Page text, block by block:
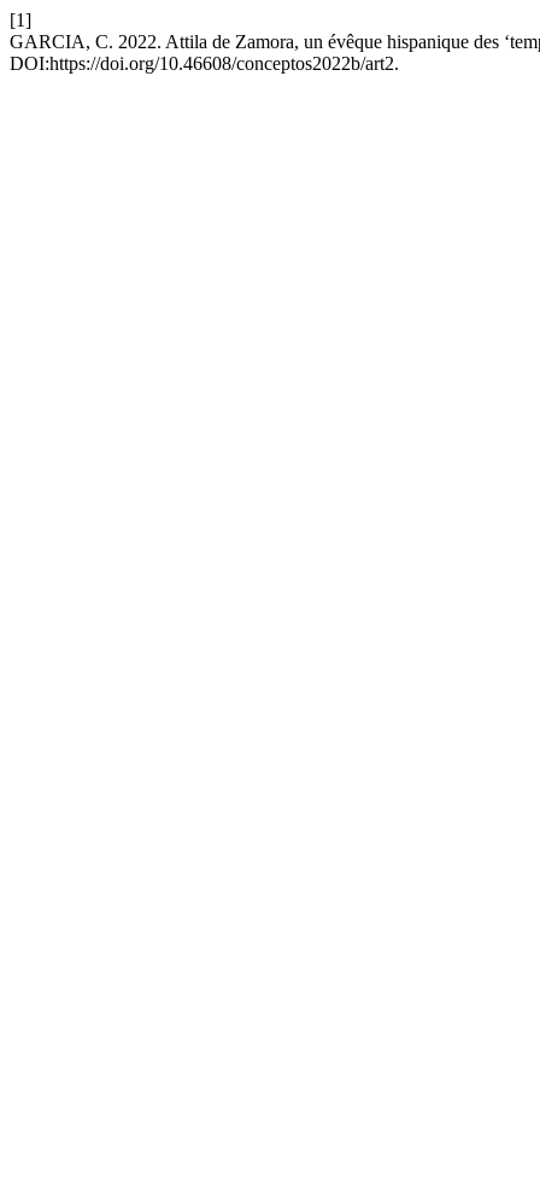
[1]
GARCIA, C. 2022. Attila de Zamora, un évêque hispanique des
DOI:https://doi.org/10.46608/conceptos2022b/art2.